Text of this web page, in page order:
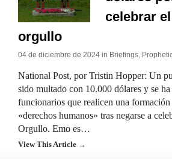
celebrar
orgullo
04 de diciembre de 2024 in Briefings,
National Post, por Tristin Hopper: Un
sido multado con 10.000 dólares y se ha
funcionarios que realicen una
«derechos humanos» tras negarse a
Orgullo. Emo es…
View This Article →